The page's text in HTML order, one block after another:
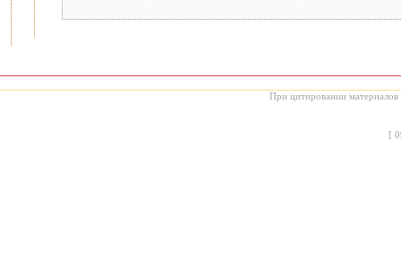
При цитировании материалов
[